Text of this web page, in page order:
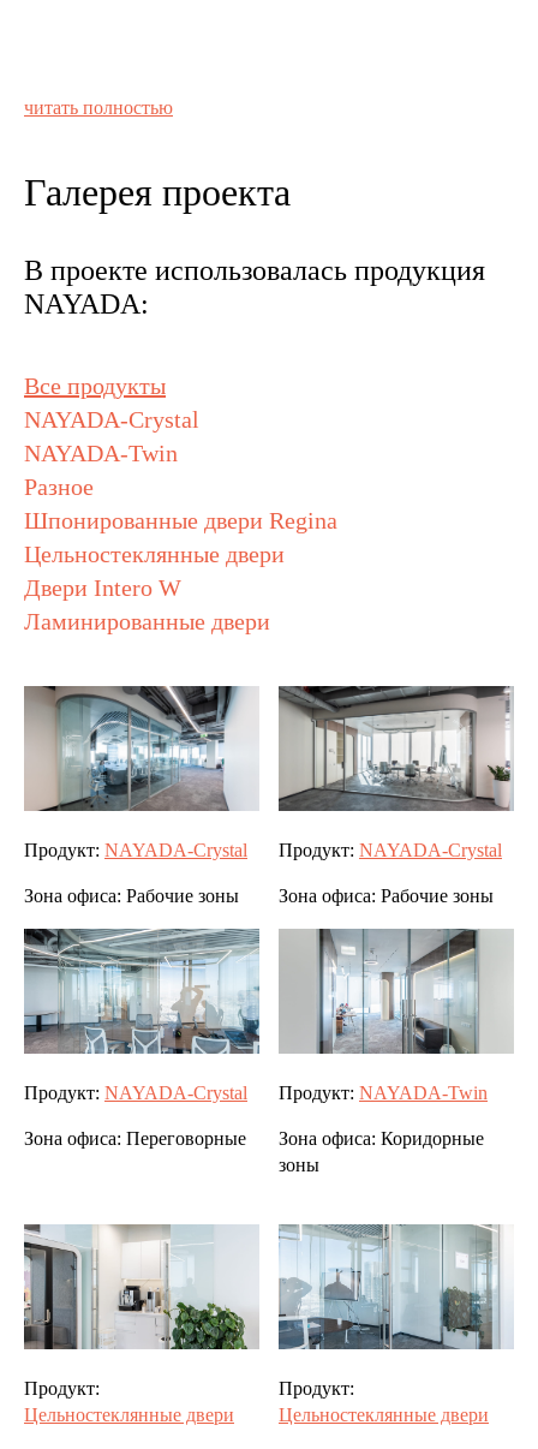
читать полностью
Галерея проекта
В проекте использовалась продукция
NAYADA:
Все продукты
NAYADA-Crystal
NAYADA-Twin
Разное
Шпонированные двери Regina
Цельностеклянные двери
Двери Intero W
Ламинированные двери
Продукт: NAYADA-Crystal
Зона офиса: Рабочие зоны
Продукт: NAYADA-Crystal
Зона офиса: Рабочие зоны
Продукт: NAYADA-Crystal
Зона офиса: Переговорные
Продукт: NAYADA-Twin
Зона офиса: Коридорные
зоны
Продукт:
Цельностеклянные двери
Продукт:
Цельностеклянные двери